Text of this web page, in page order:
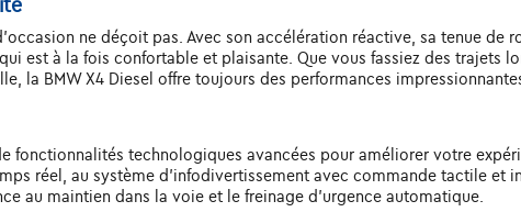
ne déçoit pas. Avec son accélération réactive, sa tenue de
est à la fois confortable et plaisante. Que vous fassiez des trajets
la BMW X4 Diesel offre toujours des performances
fonctionnalités technologiques avancées pour améliorer votre
réel, au système d'infodivertissement avec commande tactile et
au maintien dans la voie et le freinage d'urgence automatique.